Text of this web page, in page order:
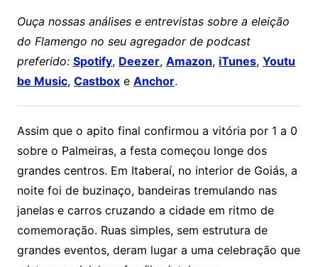
Ouça nossas análises e entrevistas sobre a eleição
do Flamengo no seu agregador de podcast
preferido: Spotify, Deezer, Amazon, iTunes, Youtu
be Music, Castboxe Anchor.
Assim que o apito final confirmou a vitória por 1 a 0
sobre o Palmeiras, a festa começou longe dos
grandes centros. Em Itaberaí, no interior de Goiás, a
noite foi de buzinaço, bandeiras tremulando nas
janelas e carros cruzando a cidade em ritmo de
comemoração. Ruas simples, sem estrutura de
grandes eventos, deram lugar a uma celebração que